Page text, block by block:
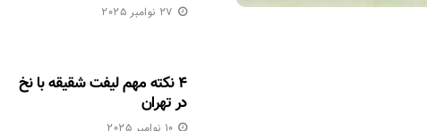
27 نوامبر 2025
۴ نکته مهم لیفت شقیقه با نخ
در تهران